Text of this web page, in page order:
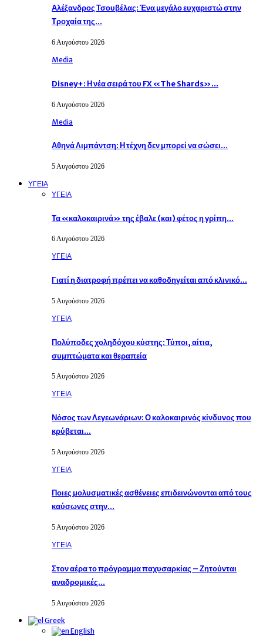
Αλέξανδρος Τσουβέλας: Ένα μεγάλο ευχαριστώ στην
Τροχαία της…
6 Αυγούστου 2026
Media
Disney+: Η νέα σειρά του FX «The Shards»…
6 Αυγούστου 2026
Media
Αθηνά Λιμπάντση: Η τέχνη δεν μπορεί να σώσει…
5 Αυγούστου 2026
ΥΓΕΙΑ
ΥΓΕΙΑ
Τα «καλοκαιρινά» της έβαλε (και) φέτος η γρίπη…
6 Αυγούστου 2026
ΥΓΕΙΑ
Γιατί η διατροφή πρέπει να καθοδηγείται από κλινικό…
5 Αυγούστου 2026
ΥΓΕΙΑ
Πολύποδες χοληδόχου κύστης: Τύποι, αίτια,
συμπτώματα και θεραπεία
5 Αυγούστου 2026
ΥΓΕΙΑ
Νόσος των Λεγεωνάριων: Ο καλοκαιρινός κίνδυνος που
κρύβεται…
5 Αυγούστου 2026
ΥΓΕΙΑ
Ποιες μολυσματικές ασθένειες επιδεινώνονται από τους
καύσωνες στην…
5 Αυγούστου 2026
ΥΓΕΙΑ
Στον αέρα το πρόγραμμα παχυσαρκίας – Ζητούνται
αναδρομικές…
5 Αυγούστου 2026
Greek
English